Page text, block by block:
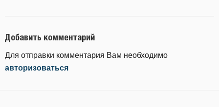
Добавить комментарий
Для отправки комментария Вам необходимо
авторизоваться